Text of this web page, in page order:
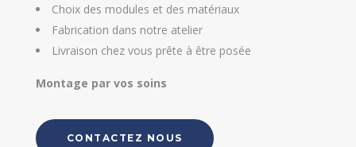
Choix des modules et des matériaux
Fabrication dans notre atelier
Livraison chez vous prête à être posée
Montage par vos soins
CONTACTEZ NOUS